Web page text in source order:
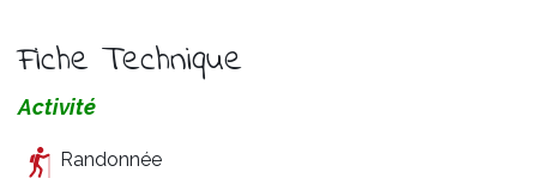
Fiche Technique
Activité
Randonnée